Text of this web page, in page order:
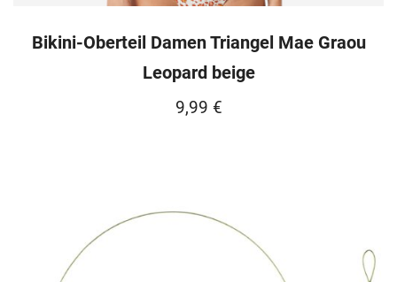
Bikini-Oberteil Damen Triangel Mae Graou
Leopard beige
9,99 €